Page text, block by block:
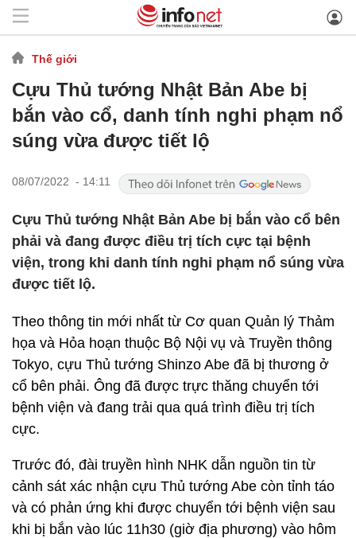
Thế giới
Cựu Thủ tướng Nhật Bản Abe bị
bắn vào cổ, danh tính nghi phạm nổ
súng vừa được tiết lộ
08/07/2022 - 14:11
Cựu Thủ tướng Nhật Bản Abe bị bắn vào cổ bên
phải và đang được điều trị tích cực tại bệnh
viện, trong khi danh tính nghi phạm nổ súng vừa
được tiết lộ.
Theo thông tin mới nhất từ Cơ quan Quản lý Thảm
họa và Hỏa hoạn thuộc Bộ Nội vụ và Truyền thông
Tokyo, cựu Thủ tướng Shinzo Abe đã bị thương ở
cổ bên phải. Ông đã được trực thăng chuyển tới
bệnh viện và đang trải qua quá trình điều trị tích
cực.
Trước đó, đài truyền hình NHK dẫn nguồn tin từ
cảnh sát xác nhận cựu Thủ tướng Abe còn tỉnh táo
và có phản ứng khi được chuyển tới bệnh viện sau
khi bị bắn vào lúc 11h30 (giờ địa phương) vào hôm